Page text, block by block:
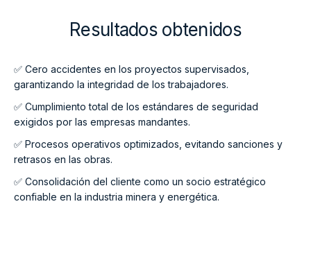
Resultados obtenidos
✅ Cero accidentes en los proyectos supervisados,
garantizando la integridad de los trabajadores.
✅ Cumplimiento total de los estándares de seguridad
exigidos por las empresas mandantes.
✅ Procesos operativos optimizados, evitando sanciones y
retrasos en las obras.
✅ Consolidación del cliente como un socio estratégico
confiable en la industria minera y energética.